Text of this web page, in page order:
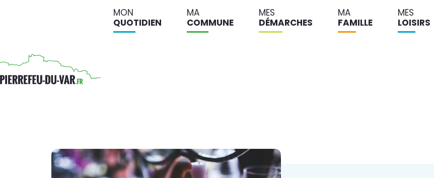
MON
QUOTIDIEN
MA
COMMUNE
MES
DÉMARCHES
MA
FAMILLE
MES
LOISIRS